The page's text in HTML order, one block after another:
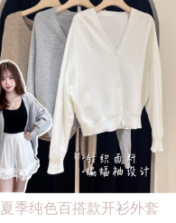
夏季纯色百搭款开衫外套